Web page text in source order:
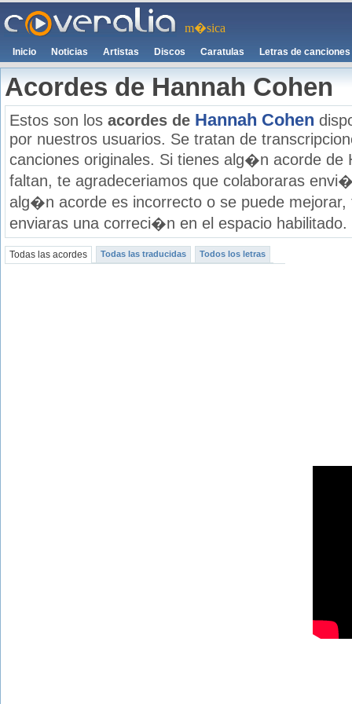
m�sica
Inicio Noticias Artistas Discos Caratulas Letras de canciones
Acordes de Hannah Cohen
Estos son los acordes de Hannah Cohen
por nuestros usuarios. Se tratan de
canciones originales. Si tienes alg�n acorde de
faltan, te agradeceriamos que colaboraras
alg�n acorde es incorrecto o se puede
enviaras una correci�n en el espacio habilitado.
Todas las acordes Todas las traducidas Todos los letras